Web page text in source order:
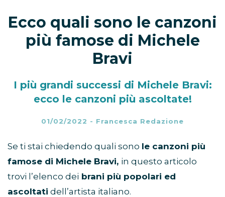
Ecco quali sono le canzoni
più famose di Michele
Bravi
I più grandi successi di Michele Bravi:
ecco le canzoni più ascoltate!
01/02/2022 - Francesca Redazione
Se ti stai chiedendo quali sono le canzoni più
famose di Michele Bravi, in questo articolo
trovi l’elenco dei brani più popolari ed
ascoltati dell’artista italiano.